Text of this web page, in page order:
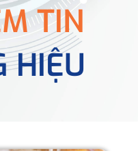
TIN
HIỆU